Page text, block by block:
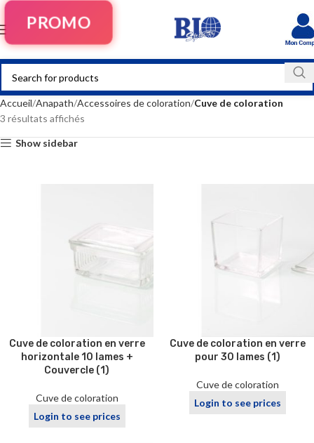
PROMO
Accueil Anapath Accessoires de coloration Cuve de coloration
3 résultats affichés
Show sidebar
Cuve de coloration en verre
horizontale 10 lames +
Couvercle (1)
Cuve de coloration
Login to see prices
Cuve de coloration en verre
pour 30 lames (1)
Cuve de coloration
Login to see prices